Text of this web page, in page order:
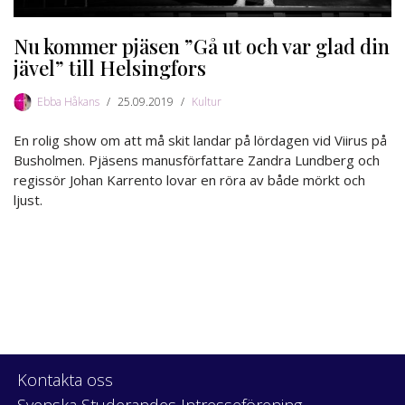
Nu kommer pjäsen ”Gå ut och var glad din
jävel” till Helsingfors
Ebba Håkans 25.09.2019 Kultur
En rolig show om att må skit landar på lördagen vid Viirus på
Busholmen. Pjäsens manusförfattare Zandra Lundberg och
regissör Johan Karrento lovar en röra av både mörkt och
ljust.
Kontakta oss